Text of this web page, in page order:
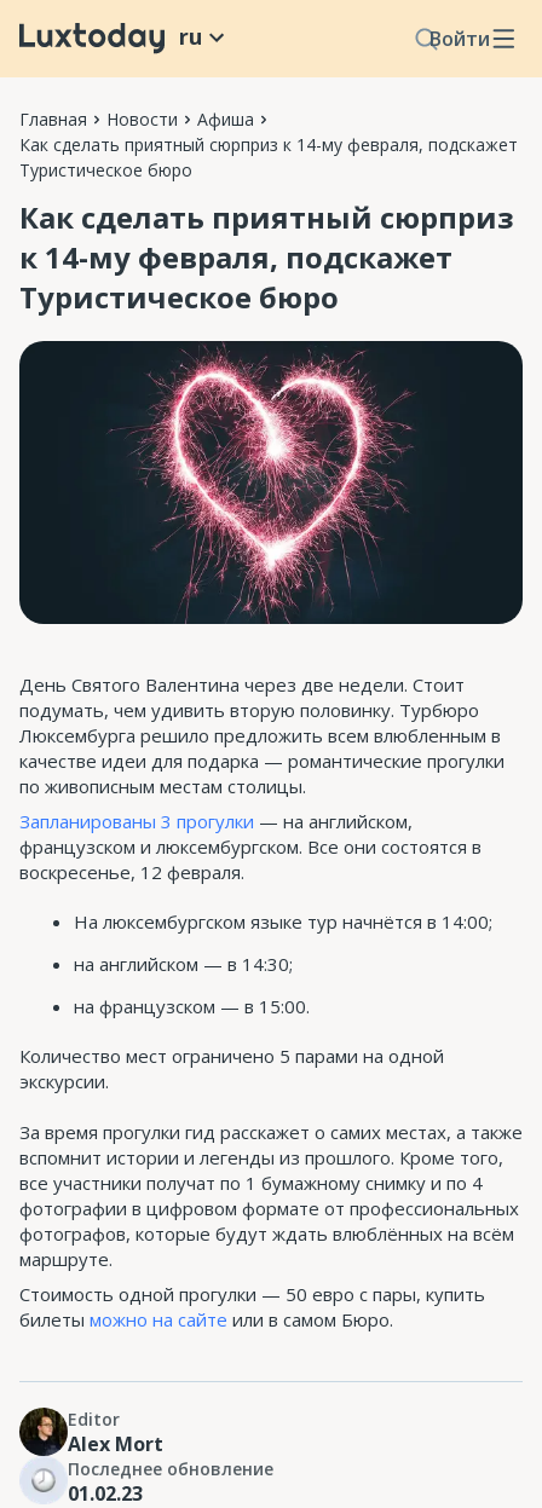
Войти
ru
Главная Новости
Афиша
Как сделать приятный сюрприз к 14-му февраля, подскажет
Туристическое бюро
Как сделать приятный сюрприз
к 14-му февраля, подскажет
Туристическое бюро
День Святого Валентина через две недели. Стоит
подумать, чем удивить вторую половинку. Турбюро
Люксембурга решило предложить всем влюбленным в
качестве идеи для подарка — романтические прогулки
по живописным местам столицы.
Запланированы 3 прогулки — на английском,
французском и люксембургском. Все они состоятся в
воскресенье, 12 февраля.
На люксембургском языке тур начнётся в 14:00;
на английском — в 14:30;
на французском — в 15:00.
Количество мест ограничено 5 парами на одной
экскурсии.
За время прогулки гид расскажет о самих местах, а также
вспомнит истории и легенды из прошлого. Кроме того,
все участники получат по 1 бумажному снимку и по 4
фотографии в цифровом формате от профессиональных
фотографов, которые будут ждать влюблённых на всём
маршруте.
Стоимость одной прогулки — 50 евро с пары, купить
билеты можно на сайте или в самом Бюро.
Editor
Alex Mort
Последнее обновление
01.02.23